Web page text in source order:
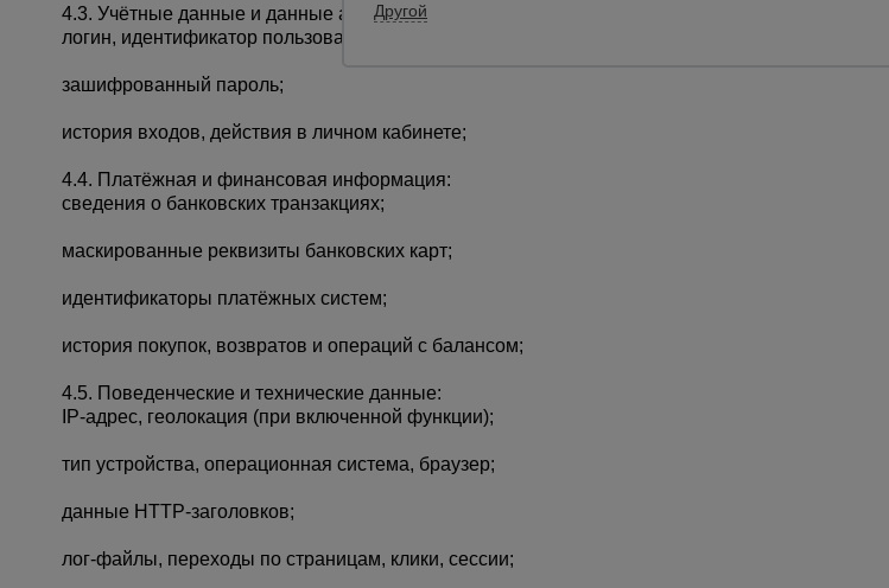
4.3. Учётные данные и данные авторизации:
логин, идентификатор пользователя (ID);
зашифрованный пароль;
история входов, действия в личном кабинете;
4.4. Платёжная и финансовая информация:
сведения о банковских транзакциях;
маскированные реквизиты банковских карт;
идентификаторы платёжных систем;
история покупок, возвратов и операций с балансом;
4.5. Поведенческие и технические данные:
IP-адрес, геолокация (при включенной функции);
тип устройства, операционная система, браузер;
данные HTTP-заголовков;
лог-файлы, переходы по страницам, клики, сессии;
Другой